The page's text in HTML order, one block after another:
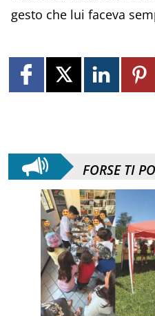
gesto che lui faceva
FORSE TI